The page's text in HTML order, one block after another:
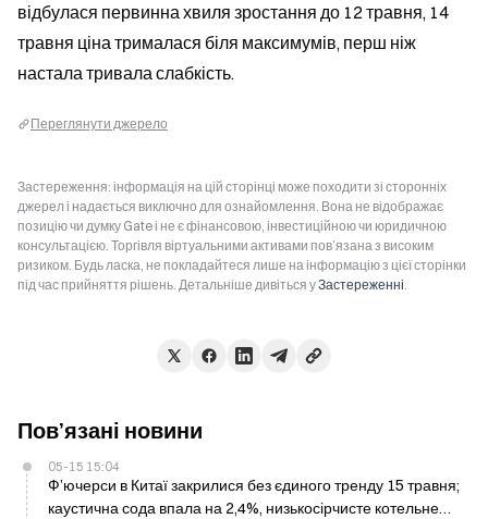
відбулася первинна хвиля зростання до 12 травня, 14
травня ціна трималася біля максимумів, перш ніж
настала тривала слабкість.
Переглянути джерело
Застереження: інформація на цій сторінці може походити зі сторонніх
джерел і надається виключно для ознайомлення. Вона не відображає
позицію чи думку Gate і не є фінансовою, інвестиційною чи юридичною
консультацією. Торгівля віртуальними активами пов’язана з високим
ризиком. Будь ласка, не покладайтеся лише на інформацію з цієї сторінки
під час прийняття рішень. Детальніше дивіться уЗастереженні.
Пов’язані новини
05-15 15:04
Ф’ючерси в Китаї закрилися без єдиного тренду 15 травня;
каустична сода впала на 2,4%, низькосірчисте котельне